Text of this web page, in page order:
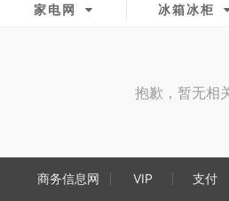
家电网 冰箱冰柜
抱歉，暂无相
商务信息网 VIP 支付